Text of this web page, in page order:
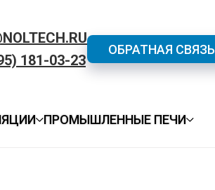
181-03-23
ОБРАТНАЯ СВЯЗЬ
ПРОМЫШЛЕННЫЕ ПЕЧИ